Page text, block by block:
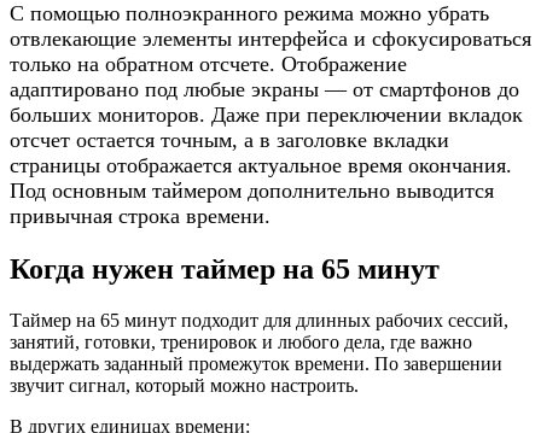
С помощью полноэкранного режима можно убрать
отвлекающие элементы интерфейса и сфокусироваться
только на обратном отсчете. Отображение
адаптировано под любые экраны — от смартфонов до
больших мониторов. Даже при переключении вкладок
отсчет остается точным, а в заголовке вкладки
страницы отображается актуальное время окончания.
Под основным таймером дополнительно выводится
привычная строка времени.
Когда нужен таймер на 65 минут
Таймер на 65 минут подходит для длинных рабочих сессий,
занятий, готовки, тренировок и любого дела, где важно
выдержать заданный промежуток времени. По завершении
звучит сигнал, который можно настроить.
В других единицах времени: